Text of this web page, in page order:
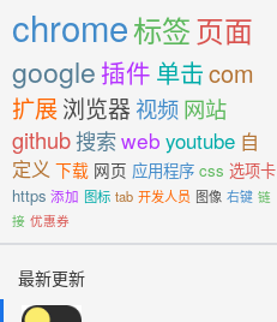
chrome标签页面
google 插件 单击com
扩展浏览器 视频网站
github搜索web youtube 自
定义 下载 网页 应用程序 css 选项卡
https 添加 图标 tab 开发人员 图像 右键 链
接 优惠券
最新更新